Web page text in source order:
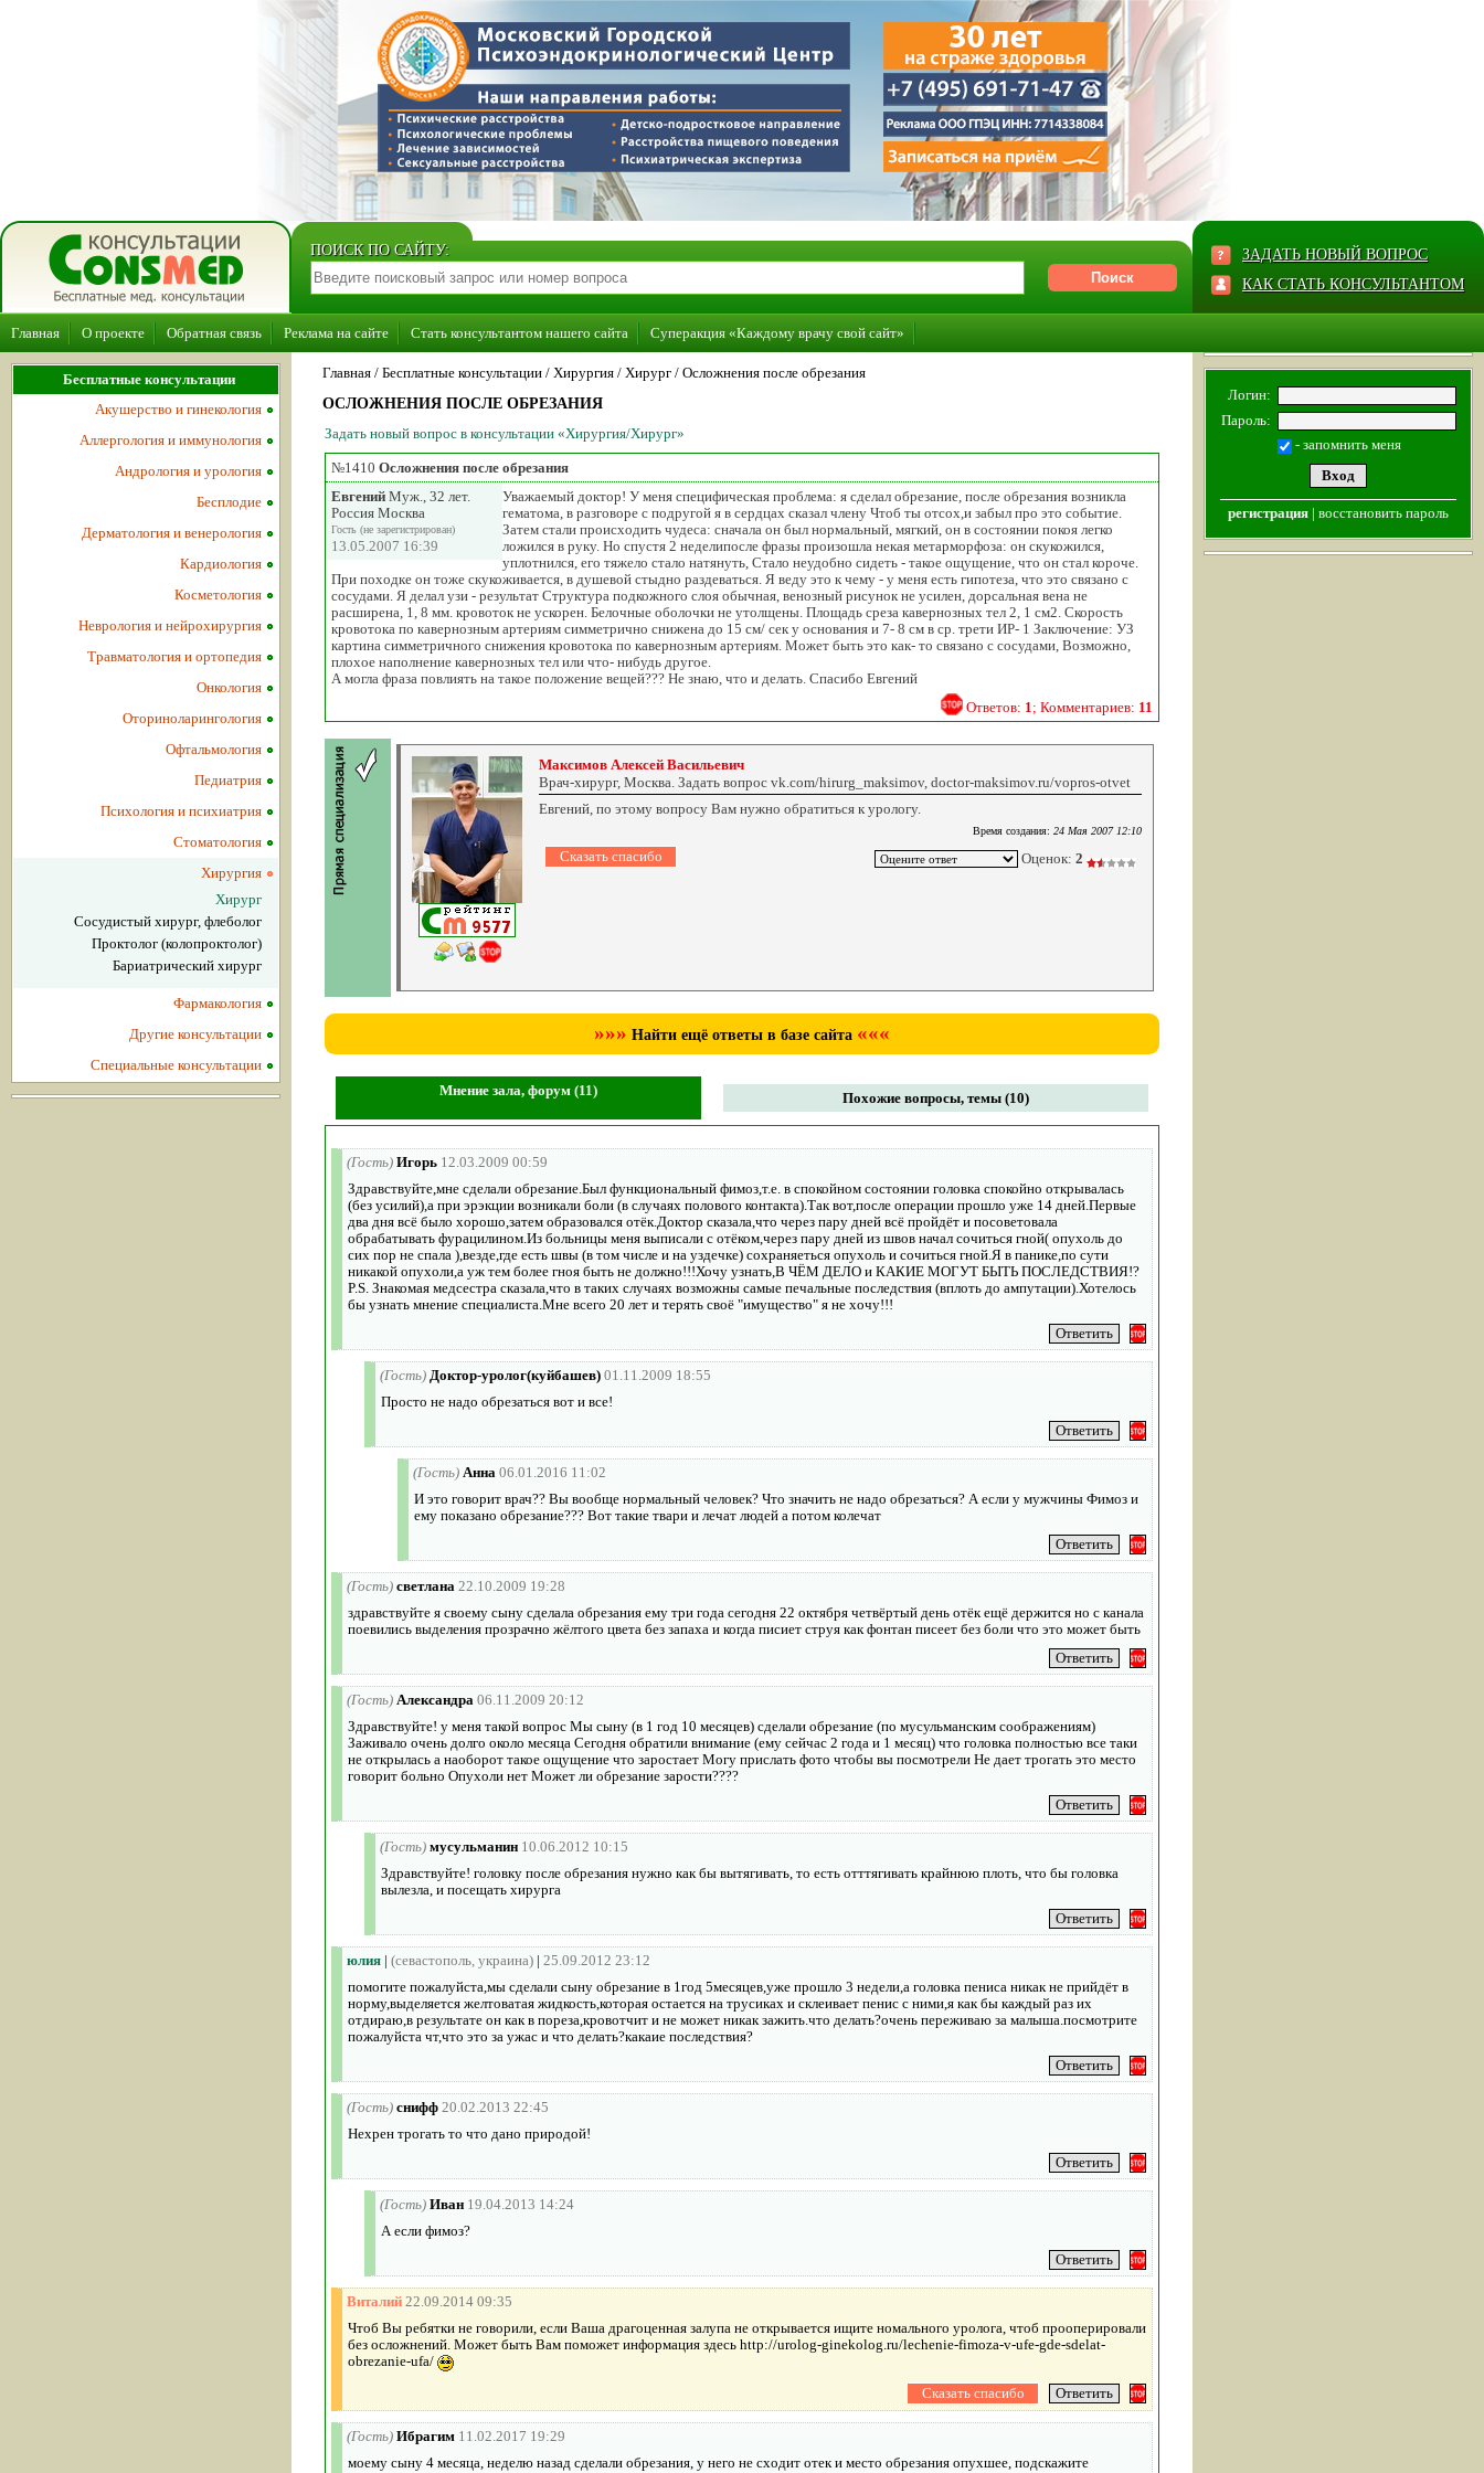
ПОИСК ПО САЙТУ:
ЗАДАТЬ НОВЫЙ ВОПРОС
КАК СТАТЬ КОНСУЛЬТАНТОМ
Главная О проекте Обратная связь Реклама на сайте Стать консультантом нашего сайта Суперакция «Каждому врачу свой сайт»
Главная / Бесплатные консультации / Хирургия / Хирург / Осложнения после обрезания
ОСЛОЖНЕНИЯ ПОСЛЕ ОБРЕЗАНИЯ
Задать новый вопрос в консультации «Хирургия/Хирург»
№1410 Осложнения после обрезания
Евгений Муж., 32 лет.
Россия Москва
Гость (не зарегистрирован)
13.05.2007 16:39
Уважаемый доктор! У меня специфическая проблема: я сделал обрезание, после обрезания возникла
гематома, в разговоре с подругой я в сердцах сказал члену Чтоб ты отсох,и забыл про это событие.
Затем стали происходить чудеса: сначала он был нормальный, мягкий, он в состоянии покоя легко
ложился в руку. Но спустя 2 неделипосле фразы произошла некая метарморфоза: он скукожился,
уплотнился, его тяжело стало натянуть, Стало неудобно сидеть - такое ощущение, что он стал короче.
При походке он тоже скукоживается, в душевой стыдно раздеваться. Я веду это к чему - у меня есть гипотеза, что это связано с
сосудами. Я делал узи - результат Структура подкожного слоя обычная, венозный рисунок не усилен, дорсальная вена не
расширена, 1, 8 мм. кровоток не ускорен. Белочные оболочки не утолщены. Площадь среза кавернозных тел 2, 1 см2. Скорость
кровотока по кавернозным артериям симметрично снижена до 15 см/ сек у основания и 7- 8 см в ср. трети ИР- 1 Заключение: УЗ
картина симметричного снижения кровотока по кавернозным артериям. Может быть это как- то связано с сосудами, Возможно,
плохое наполнение кавернозных тел или что- нибудь другое.
А могла фраза повлиять на такое положение вещей??? Не знаю, что и делать. Спасибо Евгений
Ответов: 1; Комментариев: 11
Максимов Алексей Васильевич
Врач-хирург, Москва. Задать вопрос vk.com/hirurg_maksimov, doctor-maksimov.ru/vopros-otvet
Евгений, по этому вопросу Вам нужно обратиться к урологу.
Время создания: 24 Мая 2007 12:10
Оценок: 2
»»» Найти ещё ответы в базе сайта «««
Мнение зала, форум (11) Похожие вопросы, темы (10)
(Гость) Игорь 12.03.2009 00:59
Здравствуйте,мне сделали обрезание.Был функциональный фимоз,т.е. в спокойном состоянии головка спокойно открывалась
(без усилий),а при эрэкции возникали боли (в случаях полового контакта).Так вот,после операции прошло уже 14 дней.Первые
два дня всё было хорошо,затем образовался отёк.Доктор сказала,что через пару дней всё пройдёт и посоветовала
обрабатывать фурацилином.Из больницы меня выписали с отёком,через пару дней из швов начал сочиться гной( опухоль до
сих пор не спала ),везде,где есть швы (в том числе и на уздечке) сохраняеться опухоль и сочиться гной.Я в панике,по сути
никакой опухоли,а уж тем более гноя быть не должно!!!Хочу узнать,В ЧЁМ ДЕЛО и КАКИЕ МОГУТ БЫТЬ ПОСЛЕДСТВИЯ!?
P.S. Знакомая медсестра сказала,что в таких случаях возможны самые печальные последствия (вплоть до ампутации).Хотелось
бы узнать мнение специалиста.Мне всего 20 лет и терять своё "имущество" я не хочу!!!
(Гость) Доктор-уролог(куйбашев) 01.11.2009 18:55
Просто не надо обрезаться вот и все!
(Гость) Анна 06.01.2016 11:02
И это говорит врач?? Вы вообще нормальный человек? Что значить не надо обрезаться? А если у мужчины Фимоз и
ему показано обрезание??? Вот такие твари и лечат людей а потом колечат
(Гость) светлана 22.10.2009 19:28
здравствуйте я своему сыну сделала обрезания ему три года сегодня 22 октября четвёртый день отёк ещё держится но с канала
поевились выделения прозрачно жёлтого цвета без запаха и когда писиет струя как фонтан писеет без боли что это может быть
(Гость) Александра 06.11.2009 20:12
Здравствуйте! у меня такой вопрос Мы сыну (в 1 год 10 месяцев) сделали обрезание (по мусульманским соображениям)
Заживало очень долго около месяца Сегодня обратили внимание (ему сейчас 2 года и 1 месяц) что головка полностью все таки
не открылась а наоборот такое ощущение что заростает Могу прислать фото чтобы вы посмотрели Не дает трогать это место
говорит больно Опухоли нет Может ли обрезание зарости????
(Гость) мусульманин 10.06.2012 10:15
Здравствуйте! головку после обрезания нужно как бы вытягивать, то есть отттягивать крайнюю плоть, что бы головка
вылезла, и посещать хирурга
юлия | (севастополь, украина) | 25.09.2012 23:12
помогите пожалуйста,мы сделали сыну обрезание в 1год 5месяцев,уже прошло 3 недели,а головка пениса никак не прийдёт в
норму,выделяется желтоватая жидкость,которая остается на трусиках и склеивает пенис с ними,я как бы каждый раз их
отдираю,в результате он как в пореза,кровотчит и не может никак зажить.что делать?очень переживаю за малыша.посмотрите
пожалуйста чт,что это за ужас и что делать?какаие последствия?
(Гость) снифф 20.02.2013 22:45
Нехрен трогать то что дано природой!
(Гость) Иван 19.04.2013 14:24
А если фимоз?
Виталий 22.09.2014 09:35
Чтоб Вы ребятки не говорили, если Ваша драгоценная залупа не открывается ищите номального уролога, чтоб прооперировали
без осложнений. Может быть Вам поможет информация здесь http://urolog-ginekolog.ru/lechenie-fimoza-v-ufe-gde-sdelat-
obrezanie-ufa/
(Гость) Ибрагим 11.02.2017 19:29
моему сыну 4 месяца, неделю назад сделали обрезания, у него не сходит отек и место обрезания опухшее, подскажите
Бесплатные консультации
Акушерство и гинекология
Аллергология и иммунология
Андрология и урология
Бесплодие
Дерматология и венерология
Кардиология
Косметология
Неврология и нейрохирургия
Травматология и ортопедия
Онкология
Оториноларингология
Офтальмология
Педиатрия
Психология и психиатрия
Стоматология
Хирургия
Хирург
Сосудистый хирург, флеболог
Проктолог (колопроктолог)
Бариатрический хирург
Фармакология
Другие консультации
Специальные консультации
Логин:
Пароль:
- запомнить меня
регистрация | восстановить пароль